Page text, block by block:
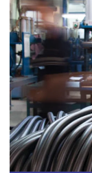
Fabricação de
Fabricação de
Fabricante de
Fabricante de
Fabricante de
Fabricante de
Fabricante de